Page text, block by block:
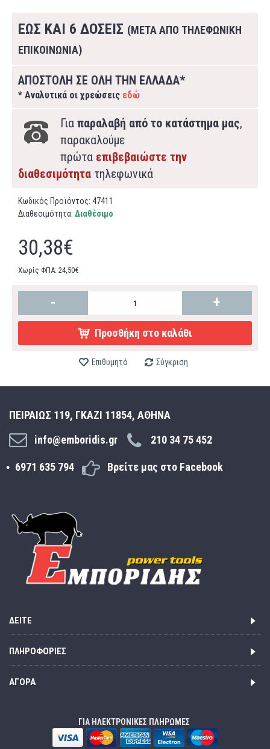
ΕΩΣ ΚΑΙ 6 ΔΟΣΕΙΣ (ΜΕΤΑ ΑΠΟ ΤΗΛΕΦΩΝΙΚΗ
ΕΠΙΚΟΙΝΩΝΙΑ)
ΑΠΟΣΤΟΛΗ ΣΕ ΟΛΗ ΤΗΝ ΕΛΛΑΔΑ*
* Αναλυτικά οι χρεώσεις εδώ
Για παραλαβή από το κατάστημα μας,
παρακαλούμε
πρώτα επιβεβαιώστε την
διαθεσιμότητα τηλεφωνικά
Κωδικός Προϊόντος: 47411
Διαθεσιμότητα: Διαθέσιμο
30,38€
Χωρίς ΦΠΑ: 24,50€
- +
Προσθήκη στο καλάθι
Επιθυμητό Σύγκριση
ΠΕΙΡΑΙΩΣ 119, ΓΚΑΖΙ 11854, ΑΘΗΝΑ
info@emboridis.gr
210 34 75 452
6971 635 794 Βρείτε μας στο Facebook
ΔΕΊΤΕ
ΠΛΗΡΟΦΟΡΊΕΣ
ΑΓΟΡΆ
ΓΙΑ ΗΛΕΚΤΡΟΝΙΚΕΣ ΠΛΗΡΩΜΕΣ